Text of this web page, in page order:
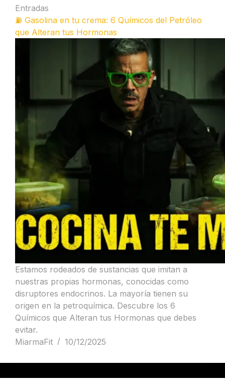
Entradas
⛽ Gasolina en tu crema: 6 Químicos del Petróleo
que Alteran tus Hormonas
Estamos rodeados de sustancias que imitan a
nuestras propias hormonas, conocidas como
disruptores endocrinos. La mayoría tienen su
origen en la petroquímica. Descubre los 6
Químicos que Alteran tus Hormonas que debes
evitar.
MiarmaFit
10/12/2025